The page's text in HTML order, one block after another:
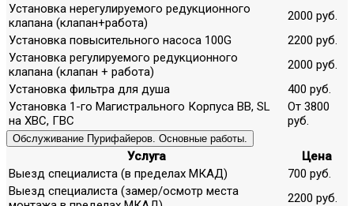
Установка нерегулируемого редукционного
клапана (клапан+работа)
2000 руб.
Установка повысительного насоса 100G
2200 руб.
Установка регулируемого редукционного
клапана (клапан + работа)
2000 руб.
Установка фильтра для душа
400 руб.
Установка 1-го Магистрального Корпуса ВВ, SL
на ХВС, ГВС
От 3800
руб.
Обслуживание Пурифайеров. Основные работы.
Услуга
Цена
Выезд специалиста (в пределах МКАД)
700 руб.
Выезд специалиста (замер/осмотр места
2200 руб.